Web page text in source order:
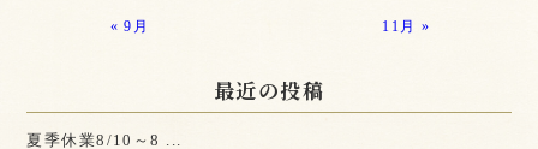
« 9月 11月 »
最近の投稿
夏季休業8/10～8 ...